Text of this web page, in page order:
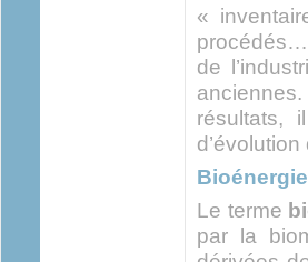
«
de
résultats,
Bioénergie
Le terme
par la